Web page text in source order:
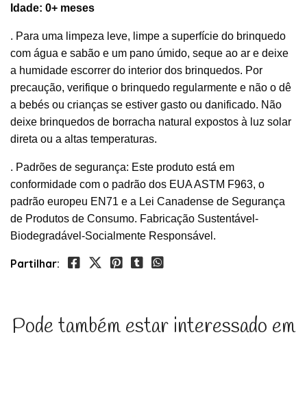
Idade: 0+ meses
. Para uma limpeza leve, limpe a superfície do brinquedo
com água e sabão e um pano úmido, seque ao ar e deixe
a humidade escorrer do interior dos brinquedos. Por
precaução, verifique o brinquedo regularmente e não o dê
a bebés ou crianças se estiver gasto ou danificado. Não
deixe brinquedos de borracha natural expostos à luz solar
direta ou a altas temperaturas.
. Padrões de segurança: Este produto está em
conformidade com o padrão dos EUA ASTM F963, o
padrão europeu EN71 e a Lei Canadense de Segurança
de Produtos de Consumo. Fabricação Sustentável-
Biodegradável-Socialmente Responsável.
Partilhar:
Pode também estar interessado em